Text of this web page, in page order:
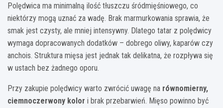
Polędwica ma minimalną ilość tłuszczu śródmięśniowego, co
niektórzy mogą uznać za wadę. Brak marmurkowania sprawia, że
smak jest czysty, ale mniej intensywny. Dlatego tatar z polędwicy
wymaga dopracowanych dodatków – dobrego oliwy, kaparów czy
anchois. Struktura mięsa jest jednak tak delikatna, że rozpływa się
w ustach bez żadnego oporu.
Przy zakupie polędwicy warto zwrócić uwagę na równomierny,
ciemnoczerwony kolor i brak przebarwień. Mięso powinno być